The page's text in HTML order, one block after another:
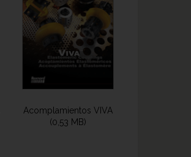
Acomplamientos VIVA
(0,53 MB)